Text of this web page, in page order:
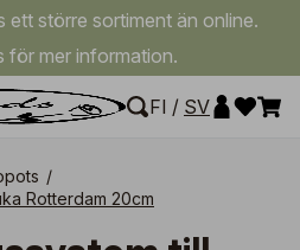
ett större sortiment än online.
för mer information.
FI / SV
/
Rotterdam 20cm